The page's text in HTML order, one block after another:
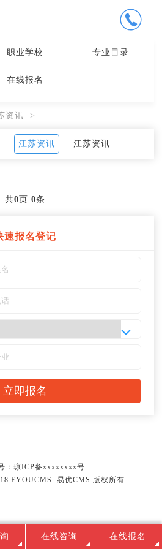
职业学校 专业目录
在线报名
资讯 >
江苏资讯 江苏资讯
共0页 0条
速报名登记
： 琼ICP备xxxxxxxx号
EYOUCMS. 易优CMS 版权所有
在线咨询 在线报名